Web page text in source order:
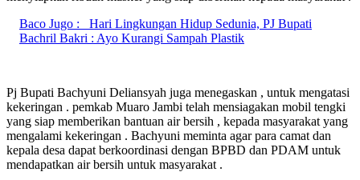
Baco Jugo :
Hari Lingkungan Hidup Sedunia, PJ Bupati
Bachril Bakri : Ayo Kurangi Sampah Plastik
Pj Bupati Bachyuni Deliansyah juga menegaskan , untuk mengatasi
kekeringan . pemkab Muaro Jambi telah mensiagakan mobil tengki
yang siap memberikan bantuan air bersih , kepada masyarakat yang
mengalami kekeringan . Bachyuni meminta agar para camat dan
kepala desa dapat berkoordinasi dengan BPBD dan PDAM untuk
mendapatkan air bersih untuk masyarakat .